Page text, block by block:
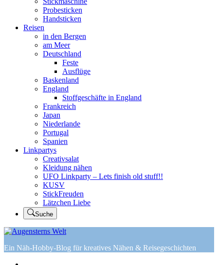
Probesticken
Handsticken
Reisen
in den Bergen
am Meer
Deutschland
Feste
Ausflüge
Baskenland
England
Stoffgeschäfte in England
Frankreich
Japan
Niederlande
Portugal
Spanien
Linkpartys
Creativsalat
Kleidung nähen
UFO Linkparty – Lets finish old stuff!!
KUSV
StickFreuden
Lätzchen Liebe
Suche
Ein Näh-Hobby-Blog für kreatives Nähen & Reisegeschichten